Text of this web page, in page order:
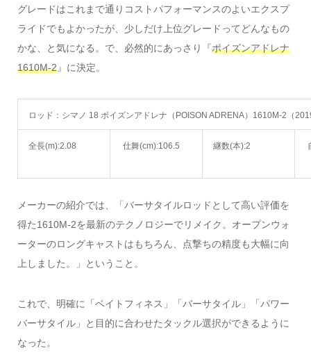
グレードはこれまで通りコストパフォーマンスのよいエクスプ
ライドでもよかったが、少しだけ上位グレードってどんなもの
かな、と気になる。で、必然的にあっさり『ポイズンアドレナ
1610M-2』に決定。
ロッド：シマノ 18 ポイズンアドレナ（POISON ADRENA）1610M-2（
全長(m):2.08 仕舞(cm):106.5 継数(本):2
メーカーの紹介では、「バーサタイルロッドとして高い評価を
得た1610M-2を最新のテクノロジーでリメイク。オープンウォ
ーターのロングキャストはもちろん、点撃ちの精度も大幅に向
上しました。」ということ。
これで、明確に「ベイトフィネス」「バーサタイル」「パワー
バーサタイル」と目的に合わせたタックル選択ができるように
なった。